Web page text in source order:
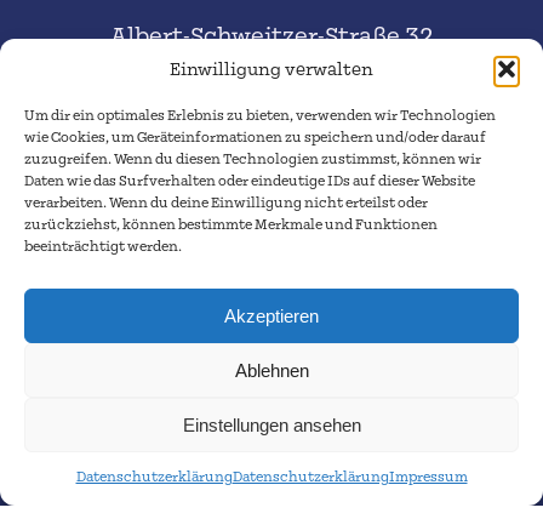
Einwilligung verwalten
Um dir ein optimales Erlebnis zu bieten, verwenden wir Technologien
wie Cookies, um Geräteinformationen zu speichern und/oder darauf
zuzugreifen. Wenn du diesen Technologien zustimmst, können wir
Daten wie das Surfverhalten oder eindeutige IDs auf dieser Website
verarbeiten. Wenn du deine Einwilligung nicht erteilst oder
zurückziehst, können bestimmte Merkmale und Funktionen
beeinträchtigt werden.
Akzeptieren
Ablehnen
Einstellungen ansehen
DatenschutzerklärungDatenschutzerklärungImpressum
Albert-Schweitzer-Straße 32
38226 Salzgitter
Telefon:05341 – 47776
praxis-annette-jepsen@gmx.de
Kontakt
Impressum